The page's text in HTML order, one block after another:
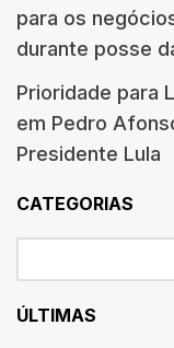
para os
durante posse
Prioridade para
em Pedro
Presidente Lula
CATEGORIAS
ÚLTIMAS